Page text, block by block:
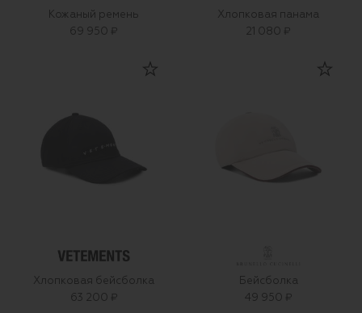
Кожаный ремень
69 950 ₽
Хлопковая панама
21 080 ₽
Хлопковая бейсболка
63 200 ₽
Бейсболка
49 950 ₽